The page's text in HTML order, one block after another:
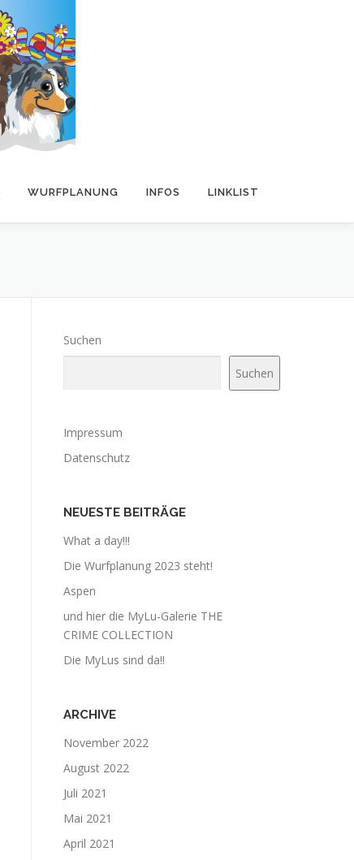
WURFPLANUNG INFOS LINKLIST
Suchen
Suchen
Impressum
Datenschutz
NEUESTE BEITRÄGE
What a day!!!
Die Wurfplanung 2023 steht!
Aspen
und hier die MyLu-Galerie THE
CRIME COLLECTION
Die MyLus sind da!!
ARCHIVE
November 2022
August 2022
Juli 2021
Mai 2021
April 2021